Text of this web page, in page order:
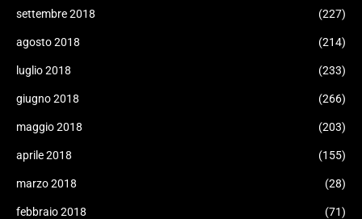
settembre 2018 (227)
agosto 2018 (214)
luglio 2018 (233)
giugno 2018 (266)
maggio 2018 (203)
aprile 2018 (155)
marzo 2018 (28)
febbraio 2018 (71)